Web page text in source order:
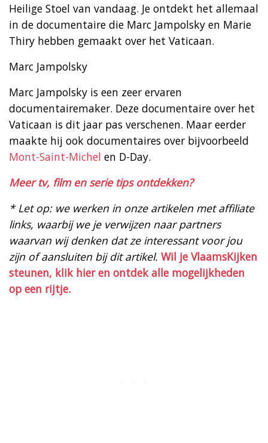
Heilige Stoel van vandaag. Je ontdekt het allemaal
in de documentaire die Marc Jampolsky en Marie
Thiry hebben gemaakt over het Vaticaan.
Marc Jampolsky
Marc Jampolsky is een zeer ervaren
documentairemaker. Deze documentaire over het
Vaticaan is dit jaar pas verschenen. Maar eerder
maakte hij ook documentaires over bijvoorbeeld
Mont-Saint-Michel en D-Day.
Meer tv, film en serie tips ontdekken?
* Let op: we werken in onze artikelen met affiliate
links, waarbij we je verwijzen naar partners
waarvan wij denken dat ze interessant voor jou
zijn of aansluiten bij dit artikel. Wil je VlaamsKijken
steunen, klik hier en ontdek alle mogelijkheden
op een rijtje.